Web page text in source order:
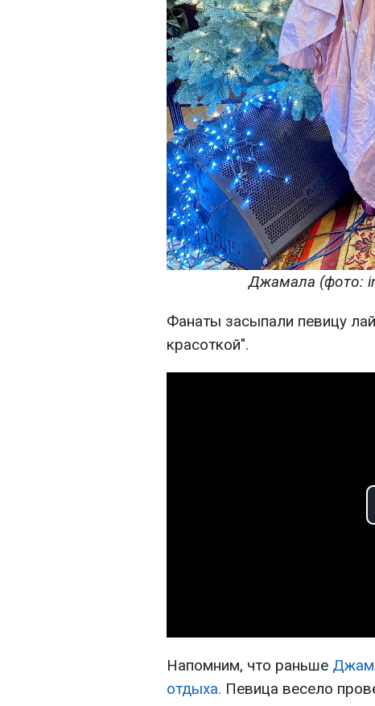
Джамала (фото:
Фанаты засыпали певицу
красоткой".
Напомним, что раньше
отдыха. Певица весело